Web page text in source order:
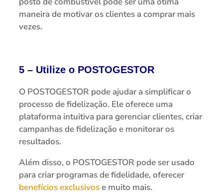
maneira de motivar os clientes a comprar mais
vezes.
5 – Utilize o POSTOGESTOR
O POSTOGESTOR pode ajudar a simplificar o
processo de fidelização. Ele oferece uma
plataforma intuitiva para gerenciar clientes, criar
campanhas de fidelização e monitorar os
resultados.
Além disso, o POSTOGESTOR pode ser usado
para criar programas de fidelidade, oferecer
benefícios exclusivose muito mais.